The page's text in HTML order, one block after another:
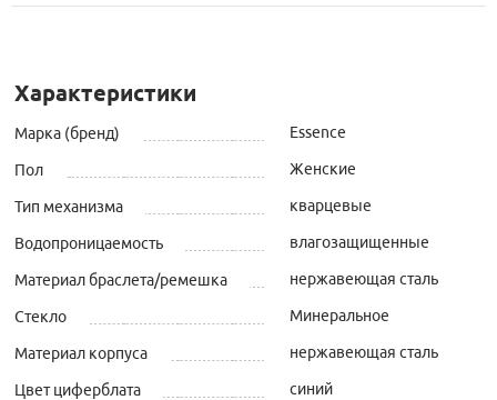
Характеристики
Марка (бренд) Essence
Пол Женские
Тип механизма кварцевые
Водопроницаемость влагозащищенные
Материал браслета/ремешка нержавеющая сталь
Стекло Минеральное
Материал корпуса нержавеющая сталь
Цвет циферблата синий